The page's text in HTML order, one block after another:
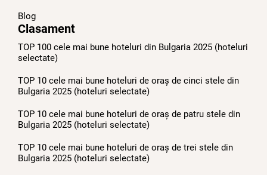
Blog
Clasament
TOP 100 cele mai bune hoteluri din Bulgaria 2025 (hoteluri
selectate)
TOP 10 cele mai bune hoteluri de oraș de cinci stele din
Bulgaria 2025 (hoteluri selectate)
TOP 10 cele mai bune hoteluri de oraș de patru stele din
Bulgaria 2025 (hoteluri selectate)
TOP 10 cele mai bune hoteluri de oraș de trei stele din
Bulgaria 2025 (hoteluri selectate)